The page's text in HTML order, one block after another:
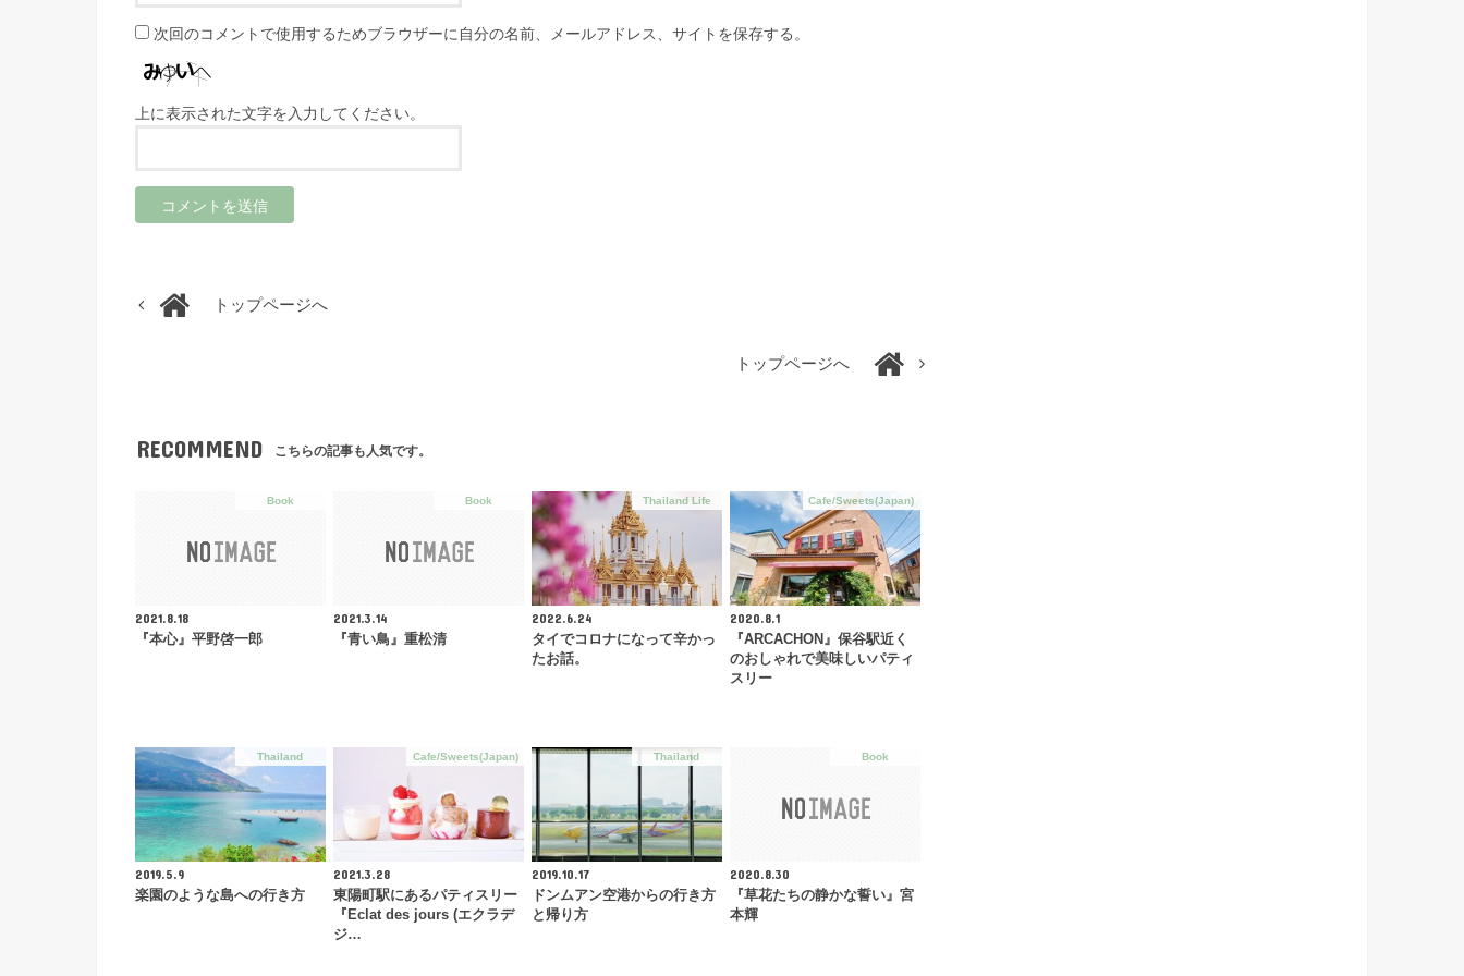
次回のコメントで使用するためブラウザーに自分の名前、メールアドレス、サイトを保存する。
上に表示された文字を入力してください。
トップページへ
トップページへ
RECOMMEND こちらの記事も人気です。
Book
2021.8.18
『本心』平野啓一郎
Book
2021.3.14
『青い鳥』重松清
Thailand Life
2022.6.24
タイでコロナになって辛かっ
たお話。
Cafe/Sweets(Japan)
2020.8.1
『ARCACHON』保谷駅近く
のおしゃれで美味しいパティ
スリー
Thailand
2019.5.9
楽園のような島への行き方
Cafe/Sweets(Japan)
2021.3.28
東陽町駅にあるパティスリー
『Eclat des jours (エクラデ
ジ…
Thailand
2019.10.17
ドンムアン空港からの行き方
と帰り方
Book
2020.8.30
『草花たちの静かな誓い』宮
本輝